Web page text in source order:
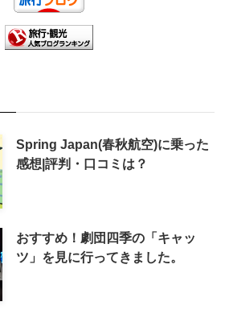
Spring Japan(春秋航空)に乗った
感想|評判・口コミは？
おすすめ！劇団四季の「キャッ
ツ」を見に行ってきました。